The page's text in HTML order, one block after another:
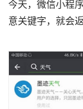
今天，微信小程
意关键字，就会